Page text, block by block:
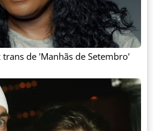
de 'Manhãs de Setembro'